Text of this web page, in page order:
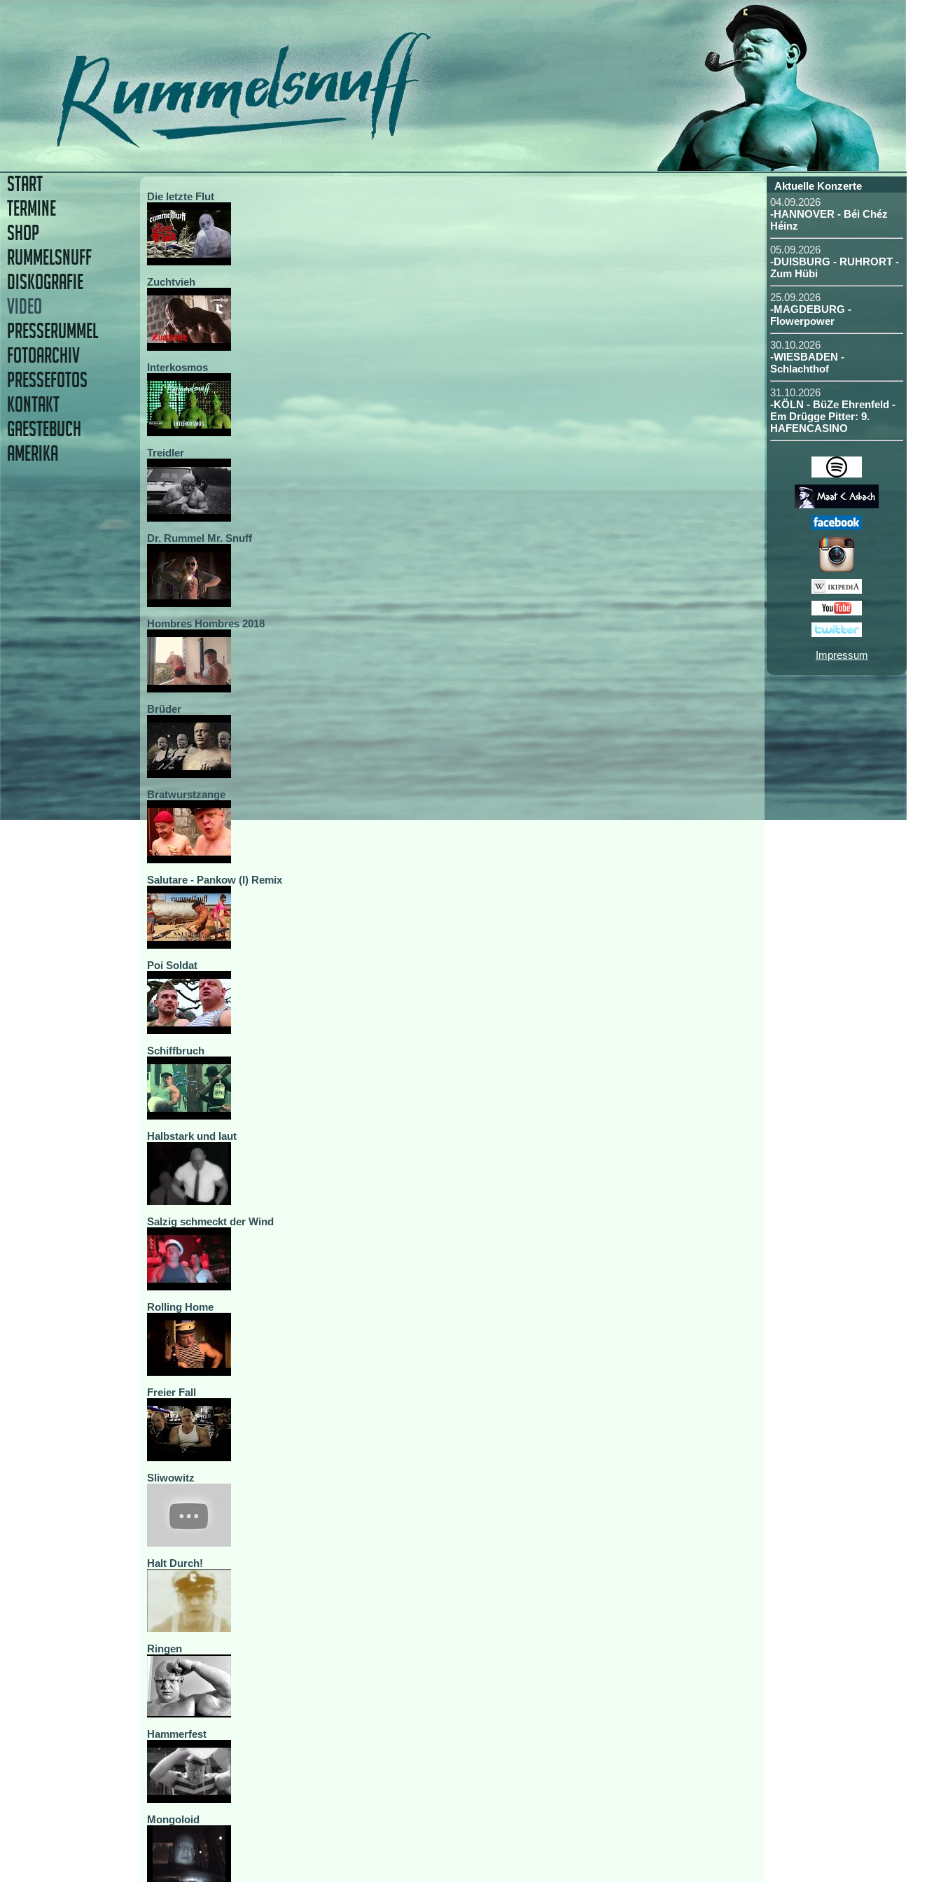
Die letzte Flut
Zuchtvieh
Interkosmos
Treidler
Dr. Rummel Mr. Snuff
Hombres Hombres 2018
Brüder
Bratwurstzange
Salutare - Pankow (I) Remix
Poi Soldat
Schiffbruch
Halbstark und laut
Salzig schmeckt der Wind
Rolling Home
Freier Fall
Sliwowitz
Halt Durch!
Ringen
Hammerfest
Mongoloid
START
TERMINE
SHOP
RUMMELSNUFF
DISKOGRAFIE
VIDEO
PRESSERUMMEL
FOTOARCHIV
PRESSEFOTOS
KONTAKT
GAESTEBUCH
AMERIKA
Aktuelle Konzerte
04.09.2026
-HANNOVER - Béi Chéz
Héinz
05.09.2026
-DUISBURG - RUHRORT -
Zum Hübi
25.09.2026
-MAGDEBURG -
Flowerpower
30.10.2026
-WIESBADEN -
Schlachthof
31.10.2026
-KÖLN - BüZe Ehrenfeld -
Em Drügge Pitter: 9.
HAFENCASINO
Impressum